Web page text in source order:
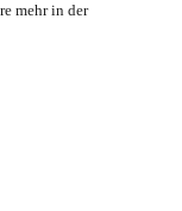
mehr in der